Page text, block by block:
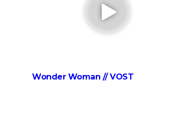
Le Labyrinthe de Pan
Wonder Woman // VOST